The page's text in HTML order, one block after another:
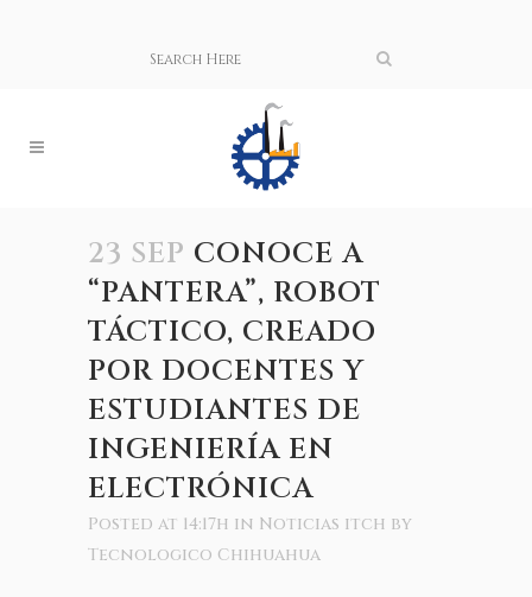
23 SEP CONOCE A
“PANTERA”, ROBOT
TÁCTICO, CREADO
POR DOCENTES Y
ESTUDIANTES DE
INGENIERÍA EN
ELECTRÓNICA
Posted at 14:17h in Noticias itch by
Tecnologico Chihuahua